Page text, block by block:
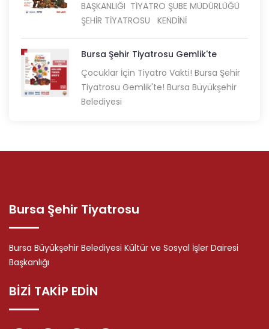
BAŞKANLIĞI TİYATRO ŞUBE MÜDÜRLÜĞÜ
ŞEHİR TİYATROSU KENDİNİ
Bursa Şehir Tiyatrosu Gemlik'te
Çocuklar İçin Tiyatro Vakti! Bursa Şehir
Tiyatrosu Gemlik'te! Bursa Büyükşehir
Belediyesi
Bursa Şehir Tiyatrosu
Bursa Büyükşehir Belediyesi Kültür ve Sosyal İşler Dairesi
Başkanlığı
BİZİ TAKİP EDİN